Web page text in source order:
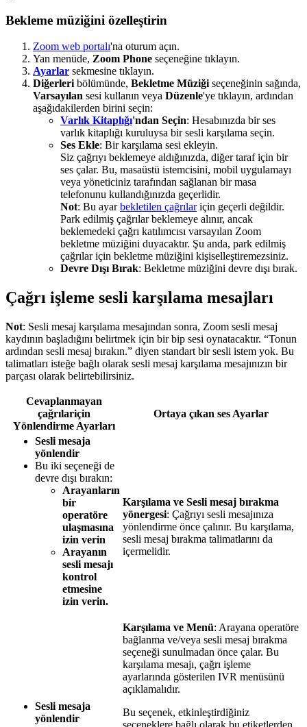
Bekleme müziğini özelleştirin
Zoom web portalı'na oturum açın.
Yan menüde, Zoom Phone seçeneğine tıklayın.
Ayarlar sekmesine tıklayın.
Diğerleribölümünde, Bekletme Müziğiseçeneğinin sağında,
Varsayılan sesi kullanın veya Düzenle'ye tıklayın, ardından
aşağıdakilerden birini seçin:
Varlık Kitaplığı'ndan Seçin: Hesabınızda bir ses
varlık kitaplığı kuruluysa bir sesli karşılama seçin.
Ses Ekle: Bir karşılama sesi ekleyin.
Siz çağrıyı beklemeye aldığınızda, diğer taraf için bir
ses çalar. Bu, masaüstü istemcisini, mobil uygulamayı
veya yöneticiniz tarafından sağlanan bir masa
telefonunu kullandığınızda geçerlidir.
Not: Bu ayarbekletilen çağrılariçin geçerli değildir.
Park edilmiş çağrılar beklemeye alınır, ancak
beklemedeki çağrı katılımcısı varsayılan Zoom
bekletme müziğini duyacaktır. Şu anda, park edilmiş
çağrılar için bekletme müziğini kişiselleştiremezsiniz.
Devre Dışı Bırak: Bekletme müziğini devre dışı bırak.
Çağrı işleme sesli karşılama mesajları
Not: Sesli mesaj karşılama mesajından sonra, Zoom sesli mesaj
kaydının başladığını belirtmek için bir bip sesi oynatacaktır. “Tonun
ardından sesli mesaj bırakın.” diyen standart bir sesli istem yok. Bu
talimatları isteğe bağlı olarak sesli mesaj karşılama mesajınızın bir
parçası olarak belirtebilirsiniz.
Cevaplanmayan
çağrılariçin
Yönlendirme Ayarları
Ortaya çıkan ses Ayarlar
Sesli mesaja
yönlendir
Bu iki seçeneği de
devre dışı bırakın:
Arayanların
bir
operatöre
ulaşmasına
izin verin
Arayanın
sesli mesajı
kontrol
etmesine
izin verin.
Karşılama ve Sesli mesaj bırakma
yönergesi: Çağrıyı sesli mesajınıza
yönlendirme önce çalınır. Bu karşılama,
sesli mesaj bırakma talimatlarını da
içermelidir.
Sesli mesaja
yönlendir
Karşılama ve Menü: Arayana operatöre
bağlanma ve/veya sesli mesaj bırakma
seçeneği sunulmadan önce çalar. Bu
karşılama mesajı, çağrı işleme
ayarlarında gösterilen IVR menüsünü
açıklamalıdır.
Bu seçenek, etkinleştirdiğiniz